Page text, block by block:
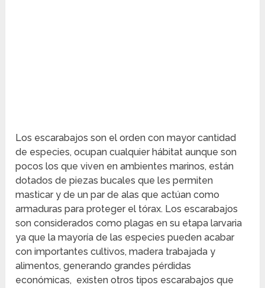
Los escarabajos son el orden con mayor cantidad
de especies, ocupan cualquier hábitat aunque son
pocos los que viven en ambientes marinos, están
dotados de piezas bucales que les permiten
masticar y de un par de alas que actúan como
armaduras para proteger el tórax. Los escarabajos
son considerados como plagas en su etapa larvaria
ya que la mayoría de las especies pueden acabar
con importantes cultivos, madera trabajada y
alimentos, generando grandes pérdidas
económicas, existen otros tipos escarabajos que